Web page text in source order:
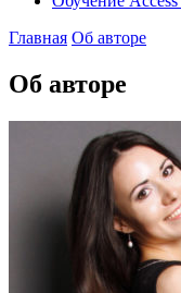
Главная Об авторе
Об авторе